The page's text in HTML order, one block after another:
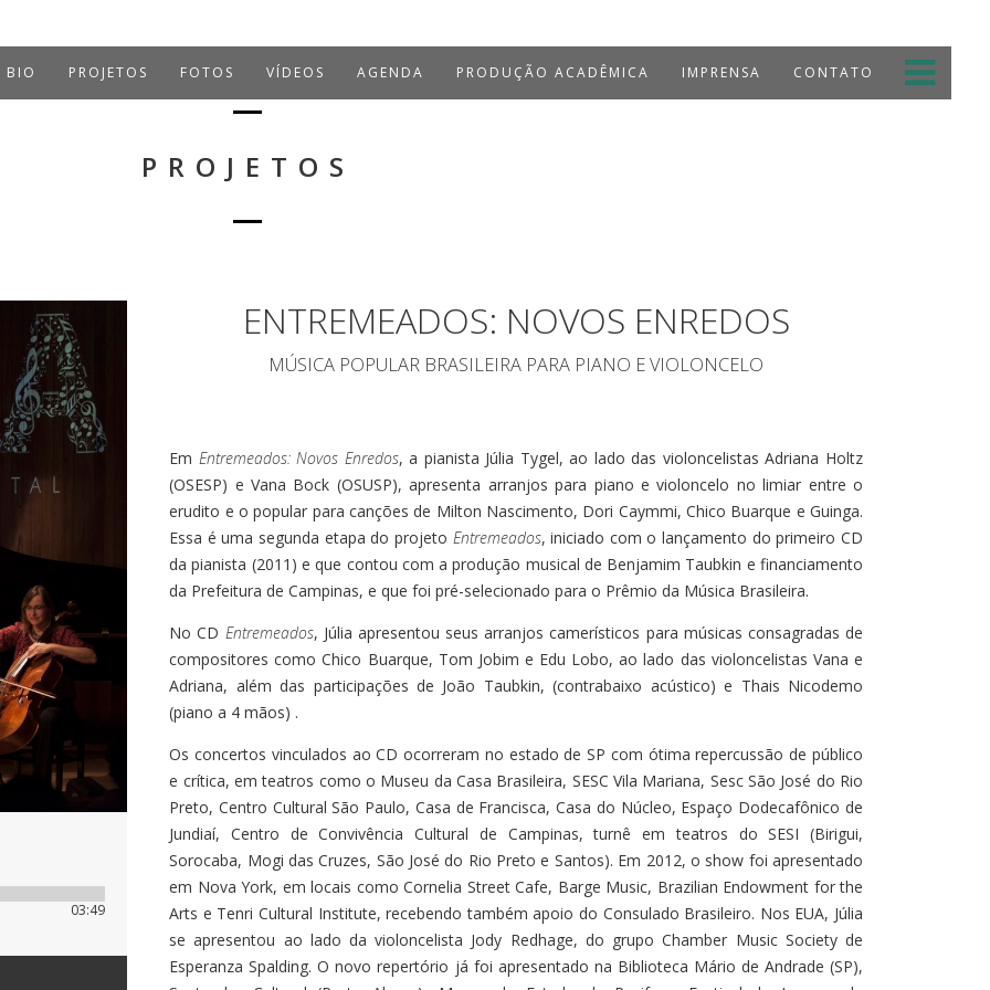
BIO PROJETOS FOTOS VÍDEOS AGENDA PRODUÇÃO ACADÊMICA IMPRENSA CONTATO
PROJETOS
03:49
ENTREMEADOS: NOVOS ENREDOS
MÚSICA POPULAR BRASILEIRA PARA PIANO E VIOLONCELO
Em Entremeados: Novos Enredos, a pianista Júlia Tygel, ao lado das violoncelistas Adriana Holtz
(OSESP) e Vana Bock (OSUSP), apresenta arranjos para piano e violoncelo no limiar entre o
erudito e o popular para canções de Milton Nascimento, Dori Caymmi, Chico Buarque e Guinga.
Essa é uma segunda etapa do projeto Entremeados, iniciado com o lançamento do primeiro CD
da pianista (2011) e que contou com a produção musical de Benjamim Taubkin e financiamento
da Prefeitura de Campinas, e que foi pré-selecionado para o Prêmio da Música Brasileira.
No CD Entremeados, Júlia apresentou seus arranjos camerísticos para músicas consagradas de
compositores como Chico Buarque, Tom Jobim e Edu Lobo, ao lado das violoncelistas Vana e
Adriana, além das participações de João Taubkin, (contrabaixo acústico) e Thais Nicodemo
(piano a 4 mãos) .
Os concertos vinculados ao CD ocorreram no estado de SP com ótima repercussão de público
e crítica, em teatros como o Museu da Casa Brasileira, SESC Vila Mariana, Sesc São José do Rio
Preto, Centro Cultural São Paulo, Casa de Francisca, Casa do Núcleo, Espaço Dodecafônico de
Jundiaí, Centro de Convivência Cultural de Campinas, turnê em teatros do SESI (Birigui,
Sorocaba, Mogi das Cruzes, São José do Rio Preto e Santos). Em 2012, o show foi apresentado
em Nova York, em locais como Cornelia Street Cafe, Barge Music, Brazilian Endowment for the
Arts e Tenri Cultural Institute, recebendo também apoio do Consulado Brasileiro. Nos EUA, Júlia
se apresentou ao lado da violoncelista Jody Redhage, do grupo Chamber Music Society de
Esperanza Spalding. O novo repertório já foi apresentado na Biblioteca Mário de Andrade (SP),